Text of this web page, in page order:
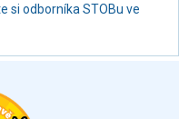
si odborníka STOBu ve